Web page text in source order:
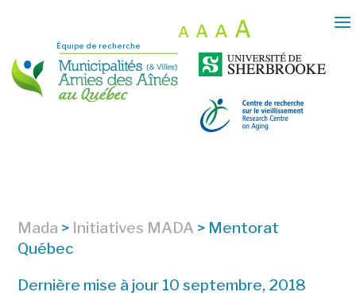
Équipe de recherche
A A A A
Mada > Initiatives MADA > Mentorat
Québec
Dernière mise à jour 10 septembre, 2018